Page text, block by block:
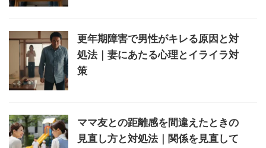
更年期障害で男性がキレる原因と対
処法｜妻にあたる心理とイライラ対
策
ママ友との距離感を間違えたときの
見直し方と対処法｜関係を見直して